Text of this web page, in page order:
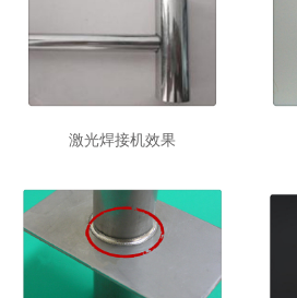
激光焊接机效果